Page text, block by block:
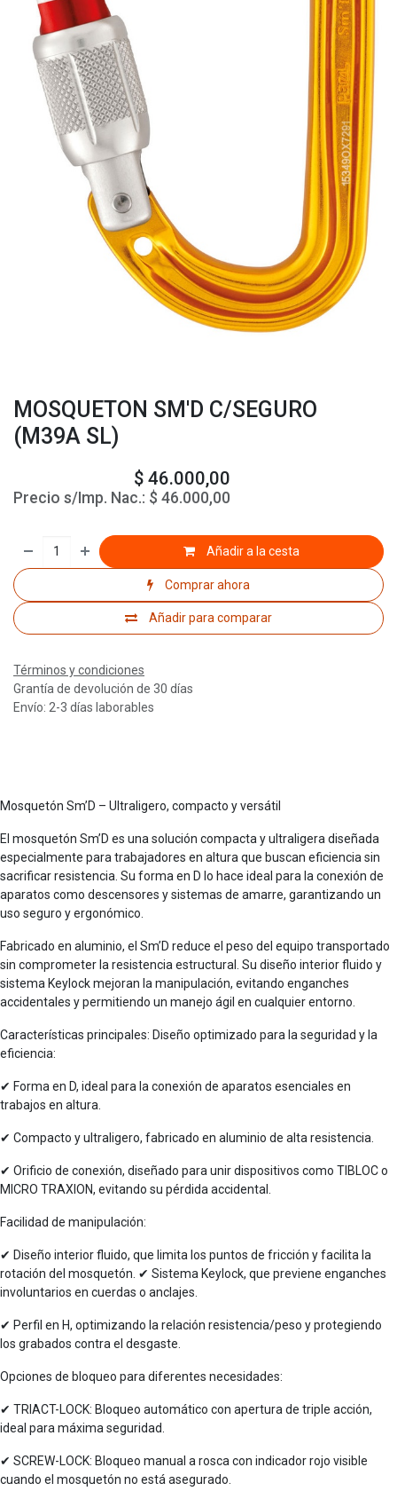
MOSQUETON SM'D C/SEGURO
(M39A SL)
$ 46.000,00
Precio s/Imp. Nac.: $ 46.000,00
Añadir a la cesta
Comprar ahora
Añadir para comparar
Términos y condiciones
Grantía de devolución de 30 días
Envío: 2-3 días laborables
Mosquetón Sm’D – Ultraligero, compacto y versátil
El mosquetón Sm’D es una solución compacta y ultraligera diseñada
especialmente para trabajadores en altura que buscan eficiencia sin
sacrificar resistencia. Su forma en D lo hace ideal para la conexión de
aparatos como descensores y sistemas de amarre, garantizando un
uso seguro y ergonómico.
Fabricado en aluminio, el Sm’D reduce el peso del equipo transportado
sin comprometer la resistencia estructural. Su diseño interior fluido y
sistema Keylock mejoran la manipulación, evitando enganches
accidentales y permitiendo un manejo ágil en cualquier entorno.
Características principales: Diseño optimizado para la seguridad y la
eficiencia:
✔ Forma en D, ideal para la conexión de aparatos esenciales en
trabajos en altura.
✔ Compacto y ultraligero, fabricado en aluminio de alta resistencia.
✔ Orificio de conexión, diseñado para unir dispositivos como TIBLOC o
MICRO TRAXION, evitando su pérdida accidental.
Facilidad de manipulación:
✔ Diseño interior fluido, que limita los puntos de fricción y facilita la
rotación del mosquetón. ✔ Sistema Keylock, que previene enganches
involuntarios en cuerdas o anclajes.
✔ Perfil en H, optimizando la relación resistencia/peso y protegiendo
los grabados contra el desgaste.
Opciones de bloqueo para diferentes necesidades:
✔ TRIACT-LOCK: Bloqueo automático con apertura de triple acción,
ideal para máxima seguridad.
✔ SCREW-LOCK: Bloqueo manual a rosca con indicador rojo visible
cuando el mosquetón no está asegurado.